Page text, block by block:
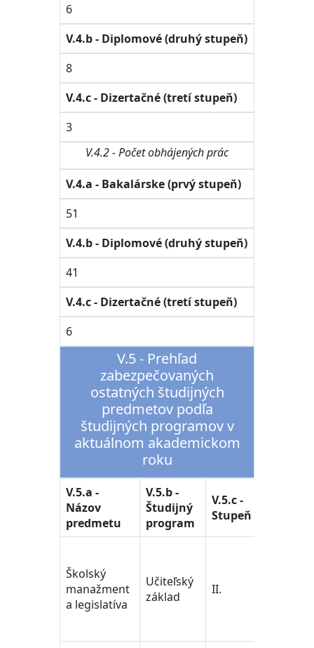
6
V.4.b - Diplomové (druhý stupeň)
8
V.4.c - Dizertačné (tretí stupeň)
3
V.4.2 - Počet obhájených prác
V.4.a - Bakalárske (prvý stupeň)
51
V.4.b - Diplomové (druhý stupeň)
41
V.4.c - Dizertačné (tretí stupeň)
6
V.5 - Prehľad
zabezpečovaných
ostatných študijných
predmetov podľa
študijných programov v
aktuálnom akademickom
roku
V.5.a -
Názov
predmetu
V.5.b -
Študijný
program
V.5.c -
Stupeň
Školský
manažment
a legislatíva
Učiteľský
základ
II.